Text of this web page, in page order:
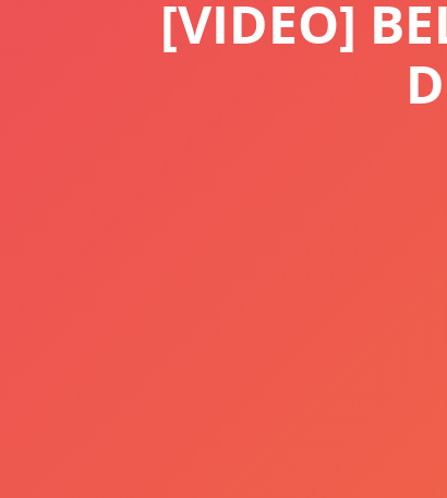
[VIDEO]